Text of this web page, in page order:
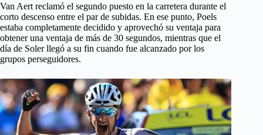
Van Aert reclamó el segundo puesto en la carretera durante el
corto descenso entre el par de subidas. En ese punto, Poels
estaba completamente decidido y aprovechó su ventaja para
obtener una ventaja de más de 30 segundos, mientras que el
día de Soler llegó a su fin cuando fue alcanzado por los
grupos perseguidores.